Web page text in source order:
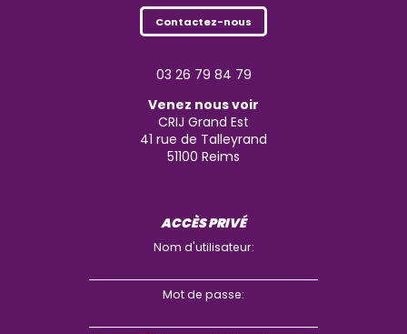
Contactez-nous
03 26 79 84 79
Venez nous voir
CRIJ Grand Est
41 rue de Talleyrand
51100 Reims
ACCÈS PRIVÉ
Nom d'utilisateur:
Mot de passe: